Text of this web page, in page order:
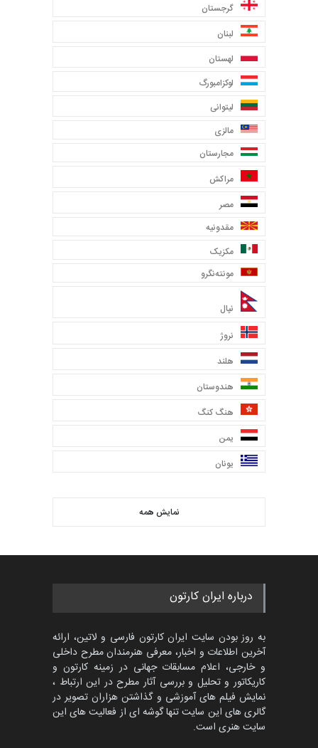
گرجستان
لبنان
لهستان
لوکزامبورگ
لیتوانی
مالزی
مجارستان
مراکش
مصر
مقدونیه
مکزیک
مونته‌نگرو
نپال
نروژ
هلند
هندوستان
هنگ کنگ
یمن
یونان
نمایش همه
درباره ایران کارتون
به روز بودن سایت ایران کارتون فارسی و لاتین، ارائه
آخرین اطلاعات و اخبار، معرفی هنرمندان مطرح داخلی
و خارجی، اعلام مسابقات جهانی در زمینه کارتون و
کاریکاتور و تحلیل و بررسی آثار مطرح در این ارتباط ،
نمایش فیلم های آموزشی و گذاشتن هزاران تصویر در
گالری های این سایت تنها گوشه ای از فعالیت های این
سایت هنری است.